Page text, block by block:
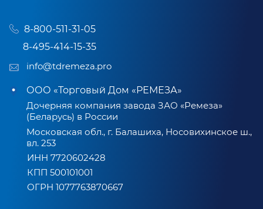
8-800-511-31-05
8-495-414-15-35
info@tdremeza.pro
ООО «Торговый Дом «РЕМЕЗА»
Дочерняя компания завода ЗАО «Ремеза»
(Беларусь) в России
Московская обл., г. Балашиха, Носовихинское ш.,
вл. 253
ИНН 7720602428
КПП 500101001
ОГРН 1077763870667